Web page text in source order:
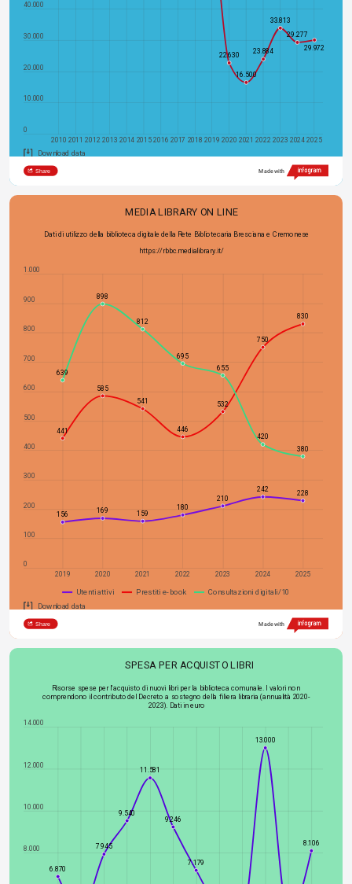
0
10.000
20.000
30.000
40.000
2010 2011 2012 2013 2014 2015 2016 2017 2018 2019 2020 2021 2022 2023 2024 2025
22.630
16.500
23.884
33.813
29.277
29.972
Download data
Share Made with
MEDIA LIBRARY ON LINE
Dati di utilizzo della biblioteca digitale della Rete Bibliotecaria Bresciana e Cremonese
https://rbbc.medialibrary.it/
0
100
200
300
400
500
600
700
800
900
1.000
2019 2020 2021 2022 2023 2024 2025
156 169 159
180
210
242 228
441
585
541
446
532
750
830
639
898
812
695
655
420
380
Utenti attivi Prestiti e-book
Consultazioni digitali/10
Download data
Share Made with
SPESA PER ACQUISTO LIBRI
Risorse spese per l'acquisto di nuovi libri per la biblioteca comunale. I valori non
comprendono il contributo del Decreto a sostegno della filiera libraria (annualità 2020-
2023). Dati in euro
8.000
10.000
12.000
14.000
6.870
7.945
9.540
11.581
9.246
7.179
13.000
8.106